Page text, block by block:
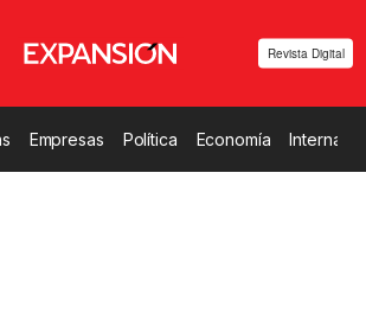
Revista Digital
Empresas Política Economía